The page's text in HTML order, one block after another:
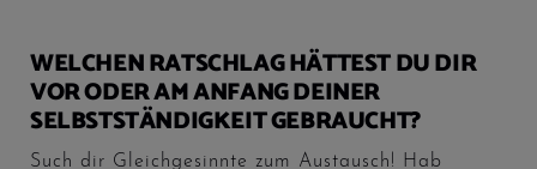
WELCHEN RATSCHLAG HÄTTEST DU DIR
VOR ODER AM ANFANG DEINER
SELBSTSTÄNDIGKEIT GEBRAUCHT?
Such dir Gleichgesinnte zum Austausch! Hab